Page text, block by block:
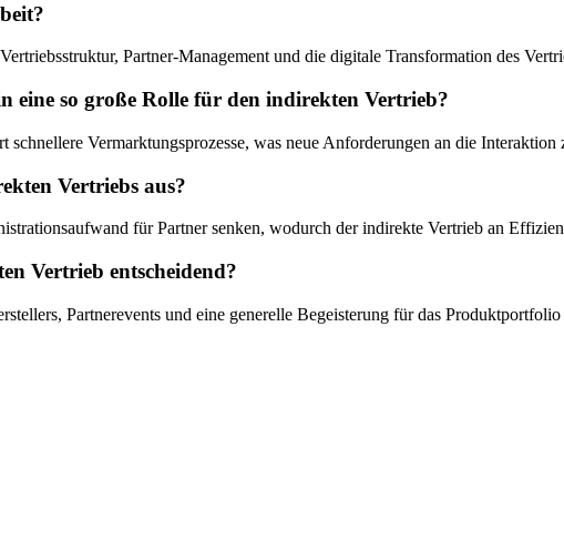
Partner-Management und die digitale Transformation des
so große Rolle für den indirekten Vertrieb?
Vermarktungsprozesse, was neue Anforderungen an die Interaktion
Vertriebs aus?
für Partner senken, wodurch der indirekte Vertrieb an
Vertrieb entscheidend?
Partnerevents und eine generelle Begeisterung für das